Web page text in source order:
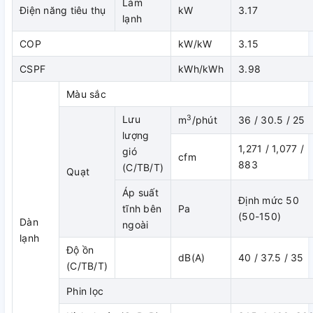
Điều hòa âm trần nối ống đỉnh
cao của Đẳng cấp & Sang
Với yêu cầu cao về tính thẩm mỹ sang trọng và đẳng cấp thì
đến nay chỉ có điều hòa âm trần nối ống gió đáp ứng được
tiêu chí đó khi chúng ta tạm gác vấn đề chi phí tài chính
sang một bên bởi vì:
Vị trí cửa gió thổi bố trí linh hoạt, kích thước cửa gió cũng
Điện năng tiêu thụ
Làm
lạnh
kW 3.17
COP kW/kW 3.15
CSPF kWh/kWh 3.98
Dàn
lạnh
Màu sắc
Quạt
Lưu
lượng
gió
(C/TB/T)
m3 /phút 36 / 30.5 / 25
cfm
1,271 / 1,077 /
883
Áp suất
tĩnh bên
ngoài
Pa
Định mức 50
(50-150)
Độ ồn
(C/TB/T)
dB(A) 40 / 37.5 / 35
Phin lọc